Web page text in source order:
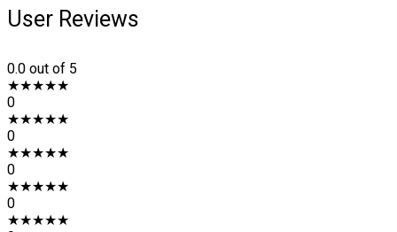
User Reviews
0.0 out of 5
★★★★★
0
★★★★★
0
★★★★★
0
★★★★★
0
★★★★★